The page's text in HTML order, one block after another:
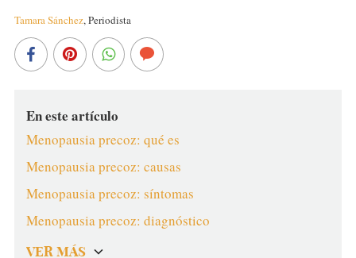
Tamara Sánchez, Periodista
En este artículo
Menopausia precoz: qué es
Menopausia precoz: causas
Menopausia precoz: síntomas
Menopausia precoz: diagnóstico